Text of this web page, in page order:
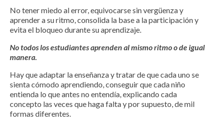
No tener miedo al error, equivocarse sin vergüenza y
aprender a su ritmo, consolida la base a la participación y
evita el bloqueo durante su aprendizaje.
No todos los estudiantes aprenden al mismo ritmo o de igual
manera.
Hay que adaptar la enseñanza y tratar de que cada uno se
sienta cómodo aprendiendo, conseguir que cada niño
entienda lo que antes no entendía, explicando cada
concepto las veces que haga falta y por supuesto, de mil
formas diferentes.